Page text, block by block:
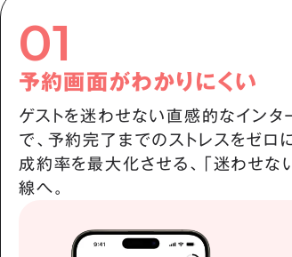
01
予約画面がわかりにくい
ゲストを迷わせない直感的なインタ
で、予約完了までのストレスをゼロ
成約率を最大化させる、「迷わせな
線へ。